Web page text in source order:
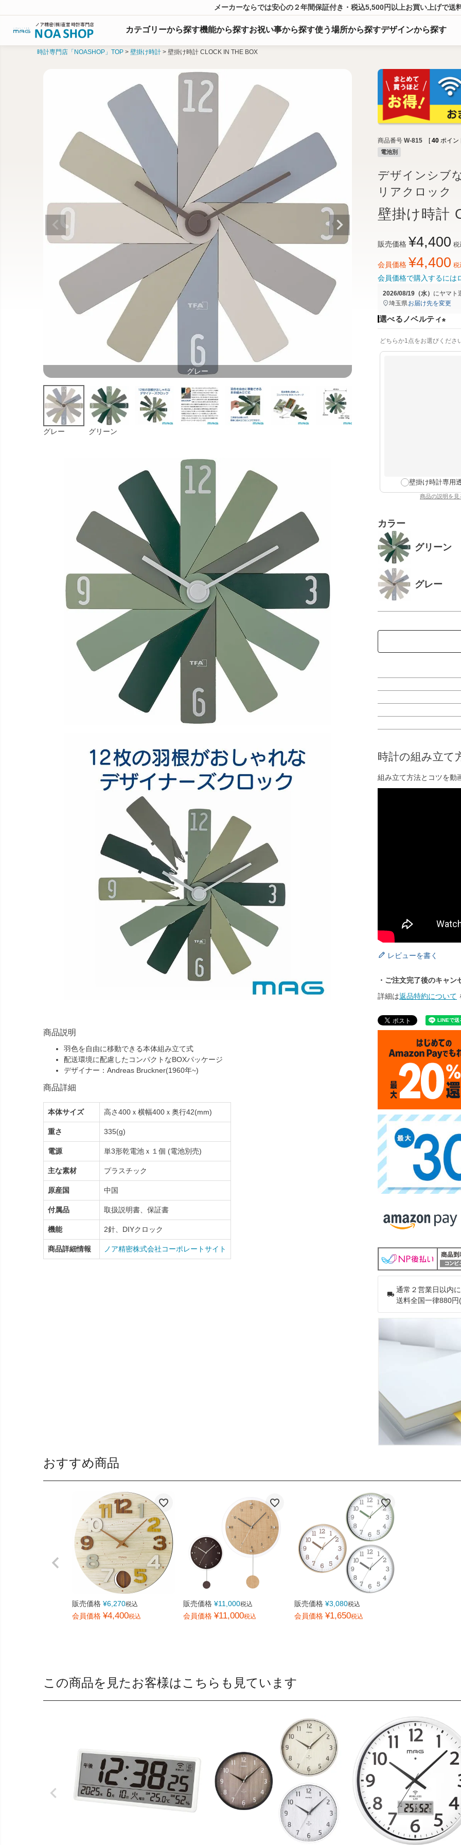
メーカーならでは安心の２年間保証付き・税込5,500円以上お買い上げで送
カテゴリーから探す機能から探すお祝い事から探す使う場所から探すデザインから探す
時計専門店「NOASHOP」TOP 壁掛け時計 壁掛け時計 CLOCK IN THE BOX
グレー
グレー グリーン
商品説明
羽色を自由に移動できる本体組み立て式
配送環境に配慮したコンパクトなBOXパッケージ
デザイナー：Andreas Bruckner(1960年~)
商品詳細
本体サイズ 高さ400ｘ横幅400ｘ奥行42(mm)
重さ 335(g)
電源 単3形乾電池ｘ１個 (電池別売)
主な素材 プラスチック
原産国 中国
付属品 取扱説明書、保証書
機能 2針、DIYクロック
商品詳細情報 ノア精密株式会社コーポレートサイト
商品番号 W-815 [ 40 ポイン
電池別
デザインシブ
リアクロック
壁掛け時計
販売価格 ¥4,400 税
会員価格 ¥4,400 税
会員価格で購入するには
2026/08/19（水） にヤマト
埼玉県お届け先を変更
選べるノベルティ
必
どちらか1点をお選びくださ
壁掛け時計専用
商品の説明を見
：壁
カラー
グリーン
グレー
時計の組み立て
組み立て方法とコツを動
レビューを書く
・ご注文完了後のキャン
詳細は返品特約について
通常２営業日以内に
送料全国一律880
おすすめ商品
販売価格 ¥6,270税込
会員価格 ¥4,400税込
販売価格 ¥11,000税込
会員価格 ¥11,000税込
販売価格 ¥3,080税込
会員価格 ¥1,650税込
この商品を見たお客様はこちらも見ています